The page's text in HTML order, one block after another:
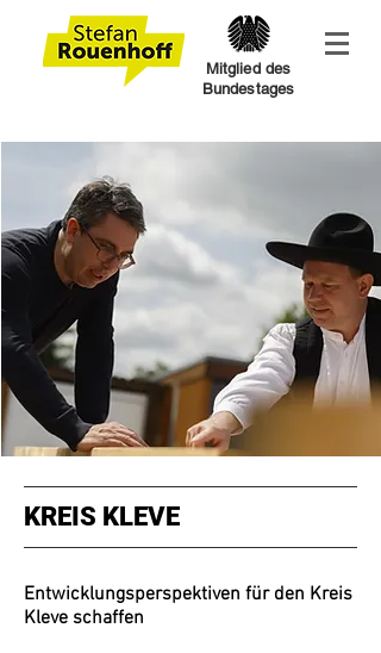
Mitglied des
Bundestages
KREIS KLEVE
Entwicklungsperspektiven für den Kreis
Kleve schaffen